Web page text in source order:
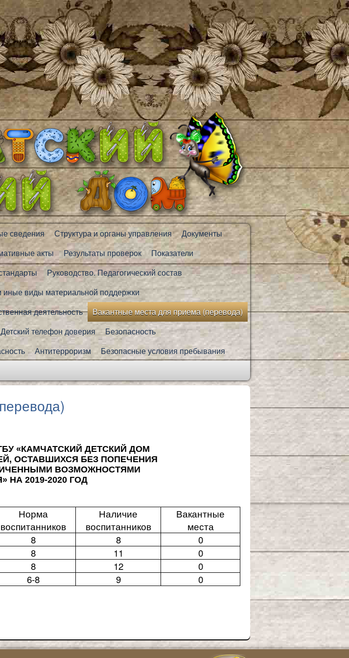
сведения Структура и органы управления
Документы
акты Результаты проверок
Показатели
Руководство. Педагогический состав
иные виды материальной поддержки
деятельность
Вакантные места для приема (перевода)
Детский телефон доверия
Безопасность
Антитерроризм
Безопасные условия пребывания
«КАМЧАТСКИЙ ДЕТСКИЙ ДОМ
ОСТАВШИХСЯ БЕЗ ПОПЕЧЕНИЯ
ВОЗМОЖНОСТЯМИ
НА 2019-2020 ГОД
Норма
воспитанников
Наличие
воспитанников
Вакантные
места
8 8
0
8 11
0
8 12
0
6-8 9 0